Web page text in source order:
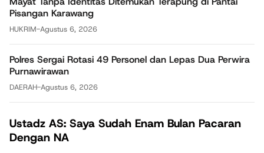
Pisangan Karawang
HUKRIM-Agustus 6, 2026
Polres Sergai Rotasi 49 Personel dan Lepas Dua Perwira
Purnawirawan
DAERAH-Agustus 6, 2026
Ustadz AS: Saya Sudah Enam Bulan Pacaran
Dengan NA